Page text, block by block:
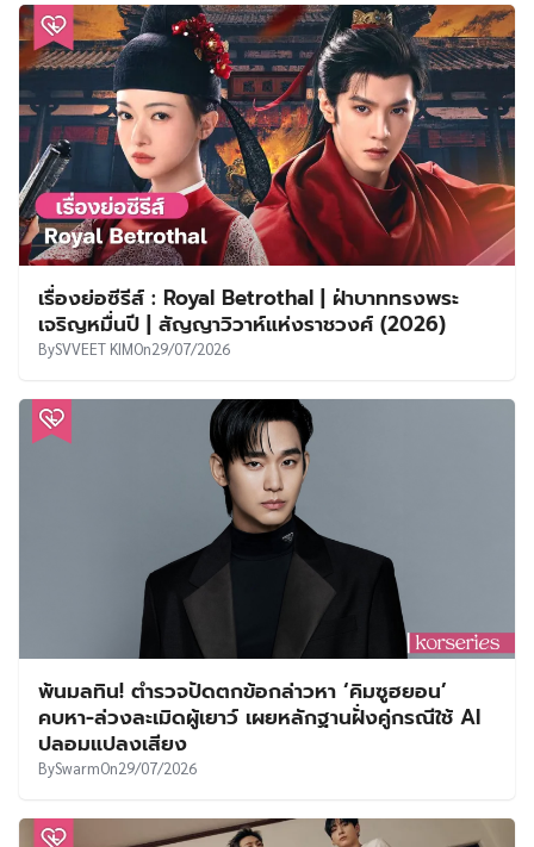
เรื่องย่อซีรีส์ : Royal Betrothal | ฝ่าบาททรงพระ
เจริญหมื่นปี | สัญญาวิวาห์แห่งราชวงศ์ (2026)
BySVVEET KIMOn29/07/2026
พ้นมลทิน! ตำรวจปัดตกข้อกล่าวหา ‘คิมซูฮยอน’
คบหา-ล่วงละเมิดผู้เยาว์ เผยหลักฐานฝั่งคู่กรณีใช้ AI
ปลอมแปลงเสียง
BySwarmOn29/07/2026